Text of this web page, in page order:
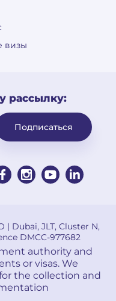
визы
рассылку:
Подписаться
| Dubai, JLT, Cluster N,
DMCC-977682
authority and
or visas. We
the collection and